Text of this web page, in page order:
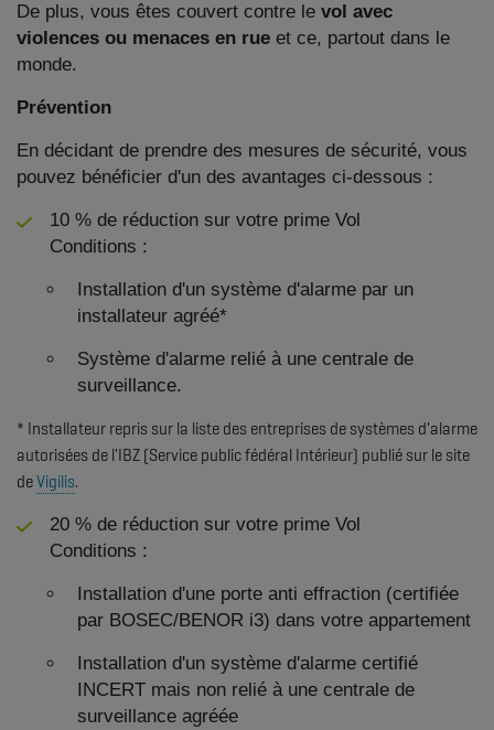
De plus, vous êtes couvert contre le vol avec
violences ou menaces en rue et ce, partout dans le
monde.
Prévention
En décidant de prendre des mesures de sécurité, vous
pouvez bénéficier d'un des avantages ci-dessous :
10 % de réduction sur votre prime Vol
Conditions :
Installation d'un système d'alarme par un
installateur ag​réé*
Système d'alarme relié à une centrale de
surveillance.
* Installateur repris sur la liste des entreprises de systèmes d'alarme
autorisées de l'IBZ (Service public fédéral Intérieur) publié sur le site
deVigilis.
20 % de réduction sur votre prime Vol
Conditions :
Installation d'une porte anti effraction (certifiée
par BOSEC/BENOR i3) dans votre appartement
Installation d'un système d'alarme certifié
INCERT mais non relié à une centrale de
surveillance agréée